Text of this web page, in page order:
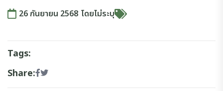
26 กันยายน 2568 โดยไม่ระบุ
Tags:
Share: